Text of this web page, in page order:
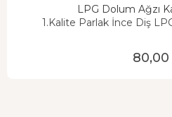
LPG Dolum Ağzı
1.Kalite Parlak İnce Diş
80,00